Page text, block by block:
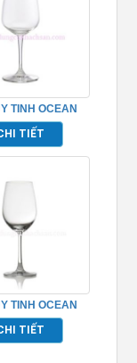
TINH OCEAN
GOBLET
TIẾT
TINH OCEAN
WHITE WINE
TIẾT